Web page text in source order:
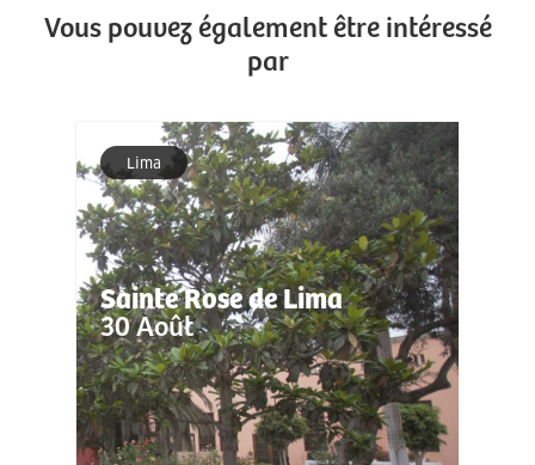
Vous pouvez également être intéressé
par
Lima
Sainte Rose de Lima
30 Août